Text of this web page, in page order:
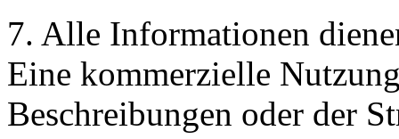
7. Alle Informationen
Eine kommerzielle
Beschreibungen oder der